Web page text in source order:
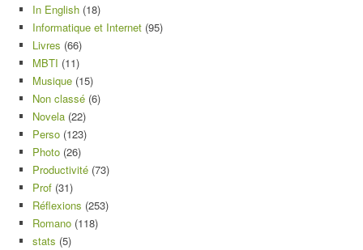
In English (18)
Informatique et Internet (95)
Livres (66)
MBTI (11)
Musique (15)
Non classé (6)
Novela (22)
Perso (123)
Photo (26)
Productivité (73)
Prof (31)
Réflexions (253)
Romano (118)
stats (5)